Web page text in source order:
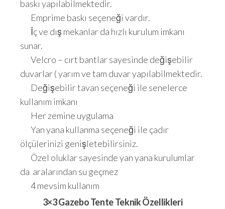
baskı yapılabilmektedir.
Emprime baskı seçeneği vardır.
İç ve dış mekanlar da hızlı kurulum imkanı
sunar.
Velcro – cırt bantlar sayesinde değişebilir
duvarlar ( yarım ve tam duvar yapılabilmektedir.
Değişebilir tavan seçeneği ile senelerce
kullanım imkanı
Her zemine uygulama
Yan yana kullanma seçeneği ile çadır
ölçülerinizi genişletebilirsiniz.
Özel oluklar sayesinde yan yana kurulumlar
da aralarından su geçmez
4 mevsim kullanım
3×3 Gazebo Tente Teknik Özellikleri